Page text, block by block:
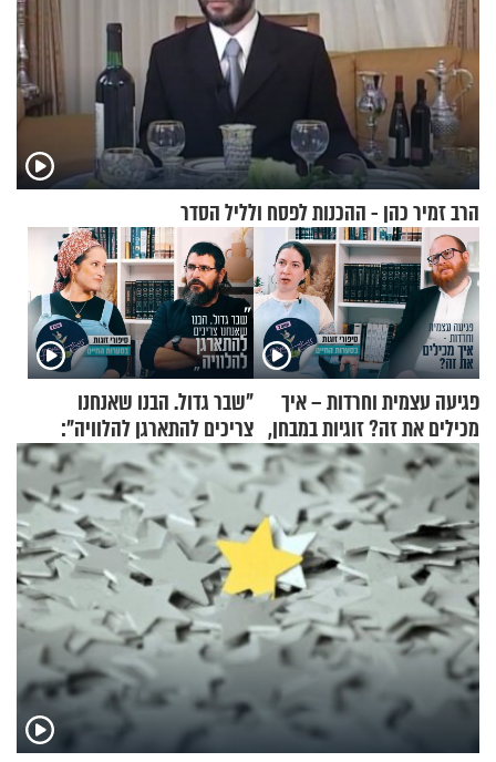
הרב זמיר כהן - ההכנות לפסח ולליל הסדר
פגיעה עצמית וחרדות – איך
מכילים את זה? זוגיות במבחן,
הפעם עם יהודית ואלתר כהן
"שבר גדול. הבנו שאנחנו
צריכים להתארגן להלוויה":
זוגיות במבחן, הפעם עם מרים
וגד דנינו